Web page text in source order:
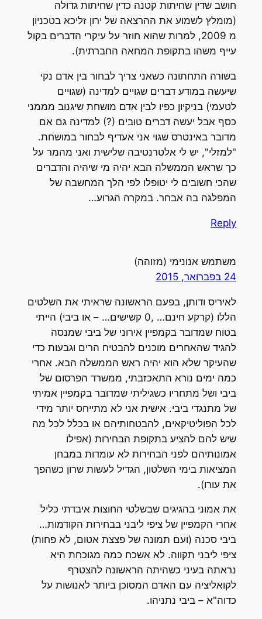
חושב שדין שחיתות קטנה כדין שחיתות גדולה
(מומלץ לשמוע את ההרצאה של ירון זליכא בטכניון
מ 2009, למרות שהוא חוזר על עיקרי הדברים בקול
עייף משהו בתקופת המחאה החברתית).
בשורה התחתונה כשאני צריך לבחור בין אדם נקי
שיעשה במודע דברים שגויים למדינה (שגויים
לטעמי) בניקיון כפיו לבין אדם מושחת שיגנוב מממני
כסף אבל יעשה דברים טובים (?) למדינה גם אם
מדובר באינטרס שגוי אני אעדיף לבחור במושחת.
"למזלי", יש לי אלטרנטיבה שלישית ואני מהמר על
כך שראש הממשלה הבא יהיה מי שיהיה והדברים
שהכי חשובים לי יטופלו לפי הלך המחשבה של
המפלגה בה אבחר. במקרה הגרוע…
Reply
משתמש אנונימי (מזוהה)
24 בפברואר, 2015
לאיריס ודותן, בפעם הראשונה שראיתי את השלטים
הללו (קרקע חינם… ,0 קשישים… – או ביבי) הייתי
בטוח שמדובר בקמפיין אירוני של ביבי שמנסה
להגיד שהאחרים מוכנים להבטיח הרים וגבעות כדי
שהעיקר שלא הוא יהיה ראש הממשלה הבא. אחרי
כמה ימים נורא התאכזבתי, ממשרד הפרסום של
ביבי ושל מתחריו כשגיליתי שמדובר בקמפיין אמיתי
של מתנגדי ביבי. אישית אני לא מתייחס יותר מידי
לכל הפוליטיקאים, להבטחותיהם או בכלל לכל מה
שיש להם להציע בתקופת הבחירות (אפילו
אמונותיהם לפני הבחירות לא עומדות במבחן
המציאות בימי השלטון, הגדיל לעשות שרון כשהפך
את עורו).
את אמוני בהגיגים שבשלטי החוצות איבדתי כליל
אחרי הקמפיין של ציפי ליבני בבחירות הקודמות…
ביבי סכנה (ועם תמונה של פצצת אטום, לא פחות)
ציפי ליבני תקווה. לא אשכח כמה מגוכחת היא
נראתה בעיני כשהיתה הראשונה להצטרף
לקואליציה עם האדם המסוכן ביותר לאנושות על
כדוה"א – ביבי נתניהו.